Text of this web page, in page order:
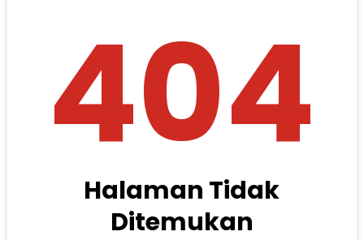
404
Halaman Tidak
Ditemukan